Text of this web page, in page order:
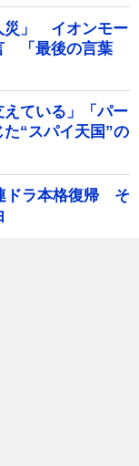
災」 イオンモー
「最後の言葉
えている」「パー
た“スパイ天国”の
ドラ本格復帰 そ